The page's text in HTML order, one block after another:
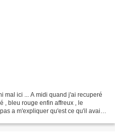
mal ici ... A midi quand j'ai recuperé
, bleu rouge enfin affreux , le
a m'expliquer qu'est ce qu'il avais